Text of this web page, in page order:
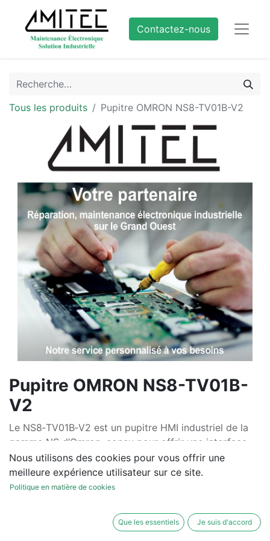
Contactez-nous
Tous les produits Pupitre OMRON NS8-TV01B-V2
Pupitre OMRON NS8-TV01B-
V2
Le NS8‑TV01B‑V2 est un pupitre HMI industriel de la
gamme NS d’Omron, conçu pour offrir une interface
fiable et intuitive entre l’opérateur et les systèmes
automatisés.
affichage 32 768 couleurs pour une excellente lisibilité.
Nous utilisons des cookies pour vous offrir une
meilleure expérience utilisateur sur ce site.
Politique en matière de cookies
Que les essentiels Je suis d'accord